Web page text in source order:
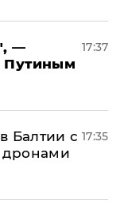
—
Путиным
17:37
Балтии с
дронами
17:35